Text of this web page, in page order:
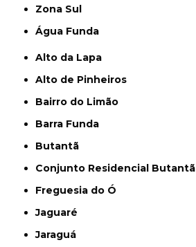
Zona Sul
Água Funda
Alto da Lapa
Alto de Pinheiros
Bairro do Limão
Barra Funda
Butantã
Conjunto Residencial Butantã
Freguesia do Ó
Jaguaré
Jaraguá